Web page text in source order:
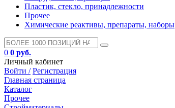
Пластик, стекло, принадлежности
Прочее
Химические реактивы, препараты, наборы
0 0 руб.
Личный кабинет
Войти / Регистрация
Главная страница
Каталог
Прочее